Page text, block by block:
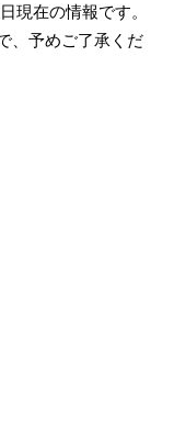
現在の情報です。
、予めご了承くだ